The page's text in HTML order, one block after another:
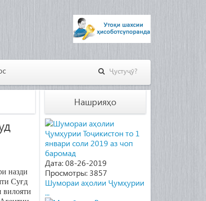
назди
Суғд
вилояти
Нашрияҳо
Дата: 08-26-2019
Просмотры: 3857
Шумораи аҳолии Ҷумҳурии
...